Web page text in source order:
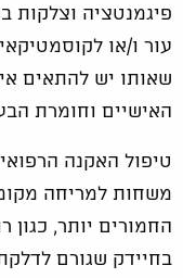
פיגמנטציה וצלקות
עור ו/או
שאותו יש להתאים
האישיים וחומרת
טיפול האקנה
משחות למריחה
החמורים יותר, כגון
בחיידק שגורם